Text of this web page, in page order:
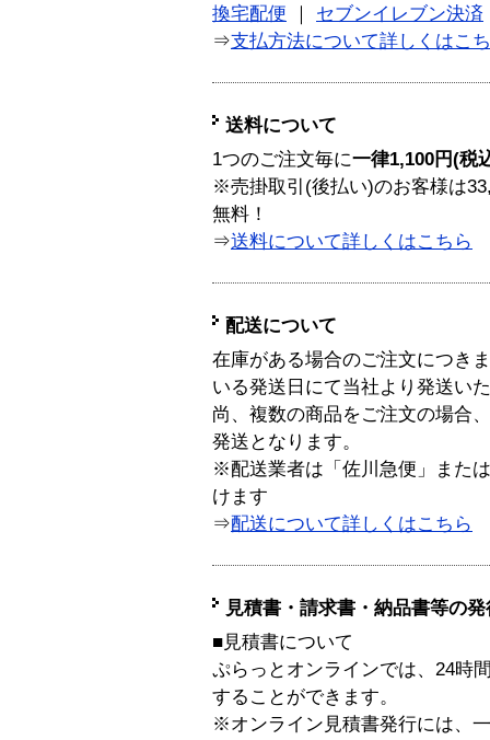
換宅配便
セブンイレブン決済
⇒支払方法について詳しくはこ
送料について
1つのご注文毎に一律1,100円(税
※売掛取引(後払い)のお客様は
無料！
⇒送料について詳しくはこちら
配送について
在庫がある場合のご注文につき
いる発送日にて当社より発送い
尚、複数の商品をご注文の場合
発送となります。
※配送業者は「佐川急便」また
けます
⇒配送について詳しくはこちら
見積書・請求書・納品書等の
■見積書について
ぷらっとオンラインでは、24時
することができます。
※オンライン見積書発行には、